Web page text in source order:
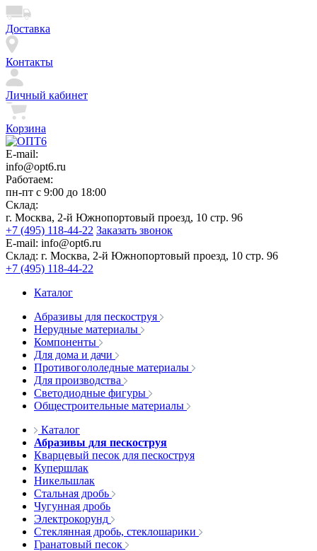
Доставка
Контакты
Личный кабинет
Корзина
E-mail:
info@opt6.ru
Работаем:
пн-пт с 9:00 до 18:00
Склад:
г. Москва, 2-й Южнопортовый проезд, 10 стр. 96
+7 (495) 118-44-22 Заказать звонок
E-mail: info@opt6.ru
Склад: г. Москва, 2-й Южнопортовый проезд, 10 стр. 96
+7 (495) 118-44-22
Каталог
Абразивы для пескоструя
Нерудные материалы
Компоненты
Для дома и дачи
Противогололедные материалы
Для производства
Светодиодные фигуры
Общестроительные материалы
Каталог
Абразивы для пескоструя
Кварцевый песок для пескоструя
Купершлак
Никельшлак
Стальная дробь
Чугунная дробь
Электрокорунд
Стеклянная дробь, стеклошарики
Гранатовый песок